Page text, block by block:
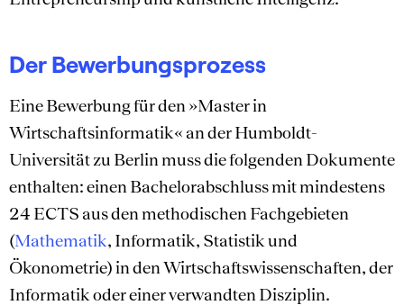
Der Bewerbungsprozess
Eine Bewerbung für den »Master in
Wirtschaftsinformatik« an der Humboldt-
Universität zu Berlin muss die folgenden Dokumente
enthalten: einen Bachelorabschluss mit mindestens
24 ECTS aus den methodischen Fachgebieten
(Mathematik, Informatik, Statistik und
Ökonometrie) in den Wirtschaftswissenschaften, der
Informatik oder einer verwandten Disziplin.